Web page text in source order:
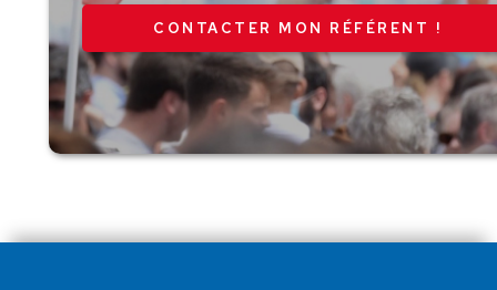
CONTACTER MON RÉFÉRENT !